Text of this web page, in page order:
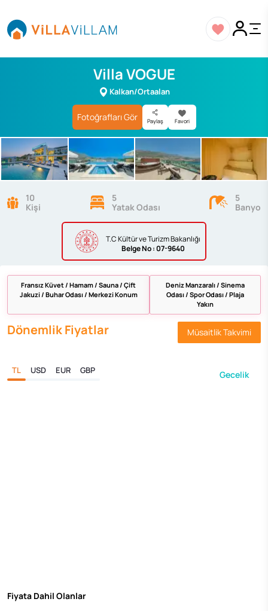
Villa VOGUE
Kalkan/Ortaalan
Fotoğrafları Gör Paylaş Favori
T.C Kültür ve Turizm Bakanlığı
BelgeNo : 07-9640
10
Kişi
5
Yatak Odası
5
Banyo
Fransız Küvet / Hamam / Sauna / Çift
Jakuzi / Buhar Odası / Merkezi Konum
Deniz Manzaralı / Sinema
Odası / Spor Odası / Plaja
Yakın
Dönemlik Fiyatlar Müsaitlik Takvimi
TL USD EUR GBP Gecelik
Fiyata Dahil Olanlar